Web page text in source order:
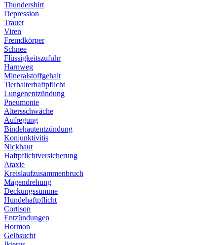
Thundershirt
Depression
Trauer
Viren
Fremdkörper
Schnee
Flüssigkeitszufuhr
Harnweg
Mineralstoffgehalt
Tierhalterhaftpflicht
Lungenentzündung
Pneumonie
Altersschwäche
Aufregung
Bindehautentzündung
Konjunktivitis
Nickhaut
Haftpflichtversicherung
Ataxie
Kreislaufzusammenbruch
Magendrehung
Deckungssumme
Hundehaftpflicht
Cortison
Entzündungen
Hormon
Gelbsucht